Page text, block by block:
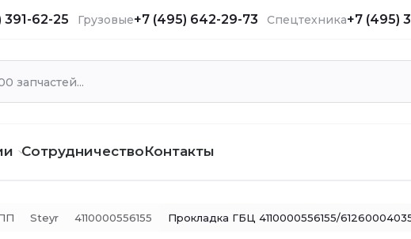
391-62-25 Грузовые+7 (495) 642-29-73 Спецтехника+7 (495)
СотрудничествоКонтакты
Steyr 4110000556155 Прокладка ГБЦ 4110000556155/